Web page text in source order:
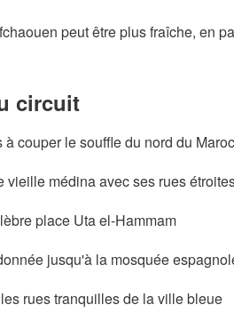
peut être plus fraîche, en
circuit
couper le souffle du nord du Maroc
vieille médina avec ses rues
place Uta el-Hammam
jusqu'à la mosquée
rues tranquilles de la ville bleue